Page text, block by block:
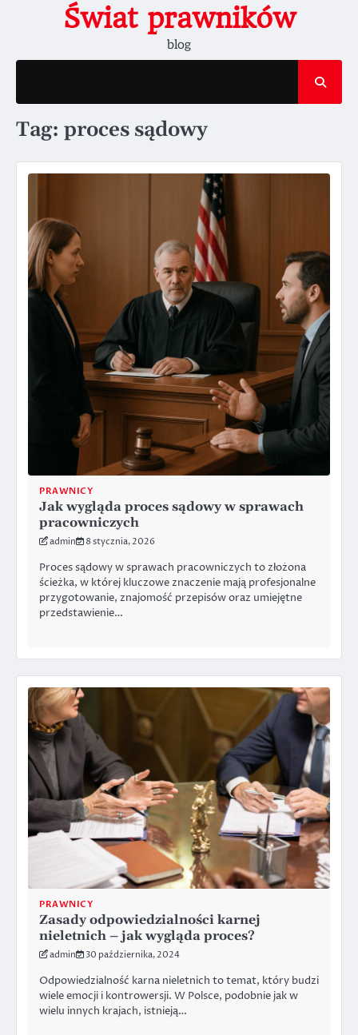
Świat prawników
blog
Tag: proces sądowy
PRAWNICY
Jak wygląda proces sądowy w sprawach
pracowniczych
admin 8 stycznia, 2026
Proces sądowy w sprawach pracowniczych to złożona
ścieżka, w której kluczowe znaczenie mają profesjonalne
przygotowanie, znajomość przepisów oraz umiejętne
przedstawienie…
PRAWNICY
Zasady odpowiedzialności karnej
nieletnich – jak wygląda proces?
admin 30 października, 2024
Odpowiedzialność karna nieletnich to temat, który budzi
wiele emocji i kontrowersji. W Polsce, podobnie jak w
wielu innych krajach, istnieją…